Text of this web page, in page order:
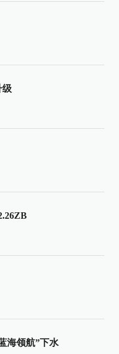
级
海领航”下水